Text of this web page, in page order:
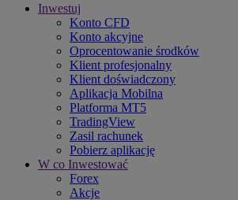
Inwestuj
Konto CFD
Konto akcyjne
Oprocentowanie środków
Klient profesjonalny
Klient doświadczony
Aplikacja Mobilna
Platforma MT5
TradingView
Zasil rachunek
Pobierz aplikację
W co Inwestować
Forex
Akcje